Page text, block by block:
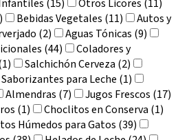
(15)
Otros Licores (11)
Bebidas Vegetales (11)
Autos y
(2)
Aguas Tónicas (9)
(44)
Coladores y
Salchichón Cerveza (2)
Saborizantes para Leche (1)
Almendras (7)
Jugos Frescos (17)
(1)
Choclitos en Conserva (1)
Húmedos para Gatos (39)